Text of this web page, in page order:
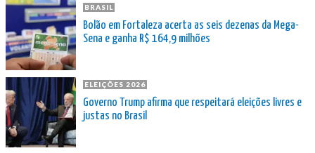
BRASIL
Bolão em Fortaleza acerta as seis dezenas da Mega-
Sena e ganha R$ 164,9 milhões
ELEIÇÕES 2026
Governo Trump afirma que respeitará eleições livres e
justas no Brasil